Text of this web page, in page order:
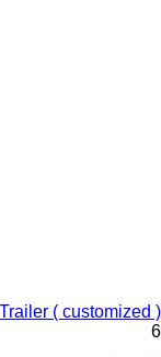
( customized )
6